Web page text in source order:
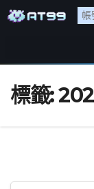
標籤: